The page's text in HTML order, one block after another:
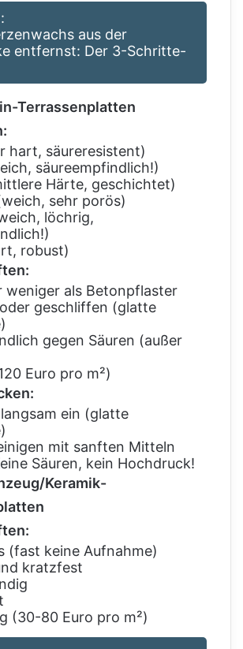
aus der
entfernst: Der 3-Schritte-
Terrassenplatten
hart, säureresistent)
säureempfindlich!)
Härte, geschichtet)
sehr porös)
löchrig,
robust)
weniger als Betonpflaster
geschliffen (glatte
gegen Säuren (außer
Euro pro m²)
ein (glatte
mit sanften Mitteln
Säuren, kein Hochdruck!
Keramik-
(fast keine Aufnahme)
kratzfest
(30-80 Euro pro m²)